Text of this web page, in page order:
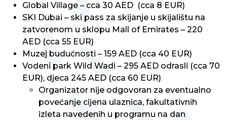
Global Village – cca 30 AED (cca 8 EUR)
SKI Dubai – ski pass za skijanje u skijalištu na
zatvorenom u sklopu Mall of Emirates – 220
AED (cca 55 EUR)
Muzej budućnosti – 159 AED (cca 40 EUR)
Vodeni park Wild Wadi – 295 AED odrasli (cca 70
EUR), djeca 245 AED (cca 60 EUR)
Organizator nije odgovoran za eventualno
povećanje cijena ulaznica, fakultativnih
izleta navedenih u programu na dan